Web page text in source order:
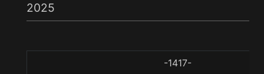
2025
-1417-